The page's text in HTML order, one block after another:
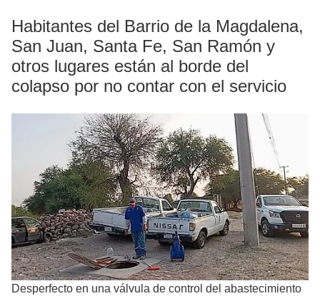
Habitantes del Barrio de la Magdalena,
San Juan, Santa Fe, San Ramón y
otros lugares están al borde del
colapso por no contar con el servicio
Desperfecto en una válvula de control del abastecimiento